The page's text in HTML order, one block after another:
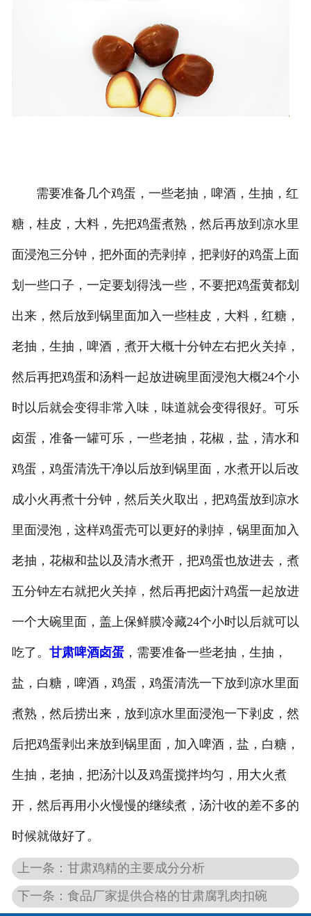
需要准备几个鸡蛋，一些老抽，啤酒，生抽，红
糖，桂皮，大料，先把鸡蛋煮熟，然后再放到凉水里
面浸泡三分钟，把外面的壳剥掉，把剥好的鸡蛋上面
划一些口子，一定要划得浅一些，不要把鸡蛋黄都划
出来，然后放到锅里面加入一些桂皮，大料，红糖，
老抽，生抽，啤酒，煮开大概十分钟左右把火关掉，
然后再把鸡蛋和汤料一起放进碗里面浸泡大概24个小
时以后就会变得非常入味，味道就会变得很好。可乐
卤蛋，准备一罐可乐，一些老抽，花椒，盐，清水和
鸡蛋，鸡蛋清洗干净以后放到锅里面，水煮开以后改
成小火再煮十分钟，然后关火取出，把鸡蛋放到凉水
里面浸泡，这样鸡蛋壳可以更好的剥掉，锅里面加入
老抽，花椒和盐以及清水煮开，把鸡蛋也放进去，煮
五分钟左右就把火关掉，然后再把卤汁鸡蛋一起放进
一个大碗里面，盖上保鲜膜冷藏24个小时以后就可以
吃了。 甘肃啤酒卤蛋，需要准备一些老抽，生抽，
盐，白糖，啤酒，鸡蛋，鸡蛋清洗一下放到凉水里面
煮熟，然后捞出来，放到凉水里面浸泡一下剥皮，然
后把鸡蛋剥出来放到锅里面，加入啤酒，盐，白糖，
生抽，老抽，把汤汁以及鸡蛋搅拌均匀，用大火煮
开，然后再用小火慢慢的继续煮，汤汁收的差不多的
时候就做好了。
上一条：甘肃鸡精的主要成分分析
下一条：食品厂家提供合格的甘肃腐乳肉扣碗